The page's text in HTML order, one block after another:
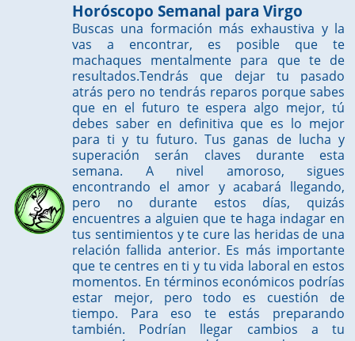
Horóscopo Semanal para Virgo
Buscas una formación más exhaustiva y la
vas a encontrar, es posible que te
machaques mentalmente para que te de
resultados.Tendrás que dejar tu pasado
atrás pero no tendrás reparos porque sabes
que en el futuro te espera algo mejor, tú
debes saber en definitiva que es lo mejor
para ti y tu futuro. Tus ganas de lucha y
superación serán claves durante esta
semana. A nivel amoroso, sigues
encontrando el amor y acabará llegando,
pero no durante estos días, quizás
encuentres a alguien que te haga indagar en
tus sentimientos y te cure las heridas de una
relación fallida anterior. Es más importante
que te centres en ti y tu vida laboral en estos
momentos. En términos económicos podrías
estar mejor, pero todo es cuestión de
tiempo. Para eso te estás preparando
también. Podrían llegar cambios a tu